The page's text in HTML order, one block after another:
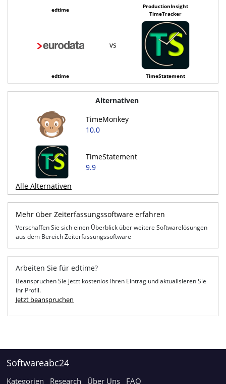
edtime
ProductionInsight
TimeTracker
vs
edtime TimeStatement
Alternativen
TimeMonkey
10.0
TimeStatement
9.9
Alle Alternativen
Mehr über Zeiterfassungssoftware erfahren
Verschaffen Sie sich einen Überblick über weitere Softwarelösungen
aus dem Bereich Zeiterfassungssoftware
Arbeiten Sie für edtime?
Beanspruchen Sie jetzt kostenlos Ihren Eintrag und aktualisieren Sie
Ihr Profil.
Jetzt beanspruchen
Softwareabc24
Kategorien Research Über Uns FAQ